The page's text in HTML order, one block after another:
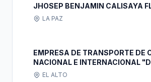
JHOSEP BENJAMIN CALISAYA
LA PAZ
EMPRESA DE TRANSPORTE DE
NACIONAL E INTERNACIONAL
ELOHIM" S.R.L.
EL ALTO